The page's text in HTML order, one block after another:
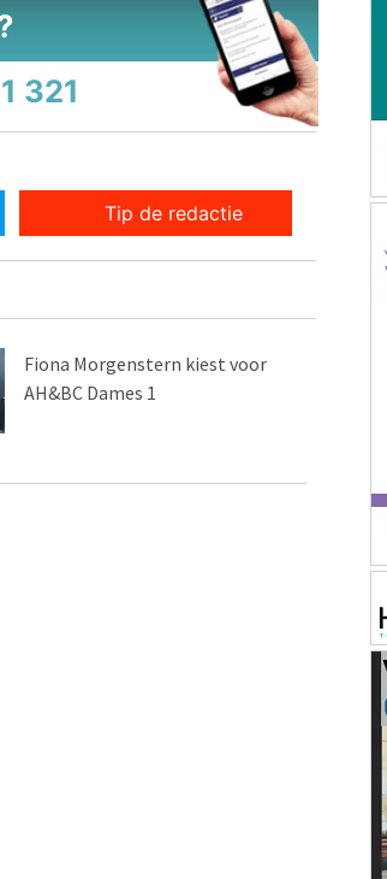
321
Tip de redactie
Fiona Morgenstern kiest voor
AH&BC Dames 1